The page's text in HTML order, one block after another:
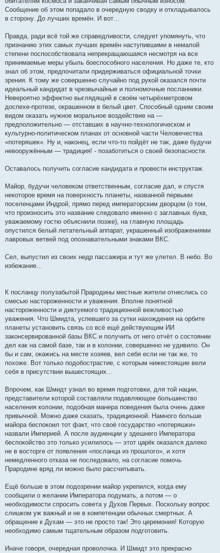
Сообщение об этом попадало в очередную сводку и откладывалось
в сторону. До лучших времён. И вот…
Правда, ради всё той же справедливости, следует упомянуть, что
признанию этих самых лучших времён наступившими в немалой
степени поспособствовала непрекращаюшаяся несмотря на все
принимаемые меры убыль боеспособного населения. Но даже те, кто
знал об этом, предпочитали придерживаться официальной точки
зрения. К тому же совершенно случайно под рукой оказался почти
идеальный кандидат в чрезвычайные и полномочные посланники.
Невероятно эффектно выглядящий в своём четырёхметровом
доспехе-протезе, окрашенном в белый цвет. Способный одним своим
видом оказать нужное моральное воздействие на —
предположительно — отставших в научно-технологическом и
культурно-политическом планах от основной части Человечества
«потеряшек». Ну и, наконец, если что-то пойдёт не так, даже будучи
невооружённым — традиция! - позаботиться о своей безопасности.
Оставалось получить согласие кандидата и провести инструктаж.
Майор, будучи человеком ответственным, согласие дал, и спустя
некоторое время на поверхность планеты, названной первыми
поселенцами Индрой, прямо перед императорским дворцом (о том,
что произносить это название следовало именно с заглавных букв,
уважаемому гостю объяснили позже), на главную площадь
опустился белый летательный аппарат, украшенный изображениями
лавровых ветвей под опознавательными знаками ВКС.
Сел, выпустил из своих недр пассажира и тут же улетел. В небо. Во
избежание...
К посланцу полузабытой Прародины местные жители отнеслись со
смесью настороженности и уважения. Вполне понятной
настороженности и диктуемого традиционной вежливостью
уважения. Что Шмидта, успевшего за сутки нахождения на орбите
планеты установить связь со всё ещё действующим ИИ
законсервированной базы ВКС и получить от него отчёт о состоянии
дел как на самой базе, так и в колонии, совершенно не удивило. Он
бы и сам, окажись на месте хозяев, вел себя если не так же, то
похоже. Вот только подобострастие, с которым нижестоящие вели
себя в присутствии вышестоящих…
Впрочем, как Шмидт узнал во время подготовки, для той нации,
представители которой составляли подавляющее большинство
населения колонии, подобная манера поведения была очень даже
привычной. Можно даже сказать, традиционной. Намного больше
майора беспокоил тот факт, что своё государство «потеряшки»
назвали Империей. А после аудиенции у здешнего Императора
беспокойство это только усилилось — этот царёк оказался далеко
не в восторге от появления «посланца из прошлого», и хотя
немедленного отказа не последовало, на согласие помочь
Прародине вряд ли можно было рассчитывать.
Ещё больше в этом подозрении майор укрепился, когда ему
сообщили о желании Императора подумать, а потом — о
необходимости спросить совета у Духов Первых. Поскольку вопрос
слишком уж важный и не в компетенции обычных смертных. А
обращение к Духам — это не просто так! Это церемония! Которую
необходимо самым тщательным образом подготовить.
Иначе говоря, очередная проволочка. И Шмидт это прекрасно